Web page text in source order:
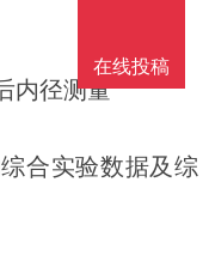
内径测量
合实验数据及综
在线投稿